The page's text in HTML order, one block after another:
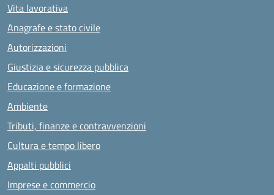
Vita lavorativa
Anagrafe e stato civile
Autorizzazioni
Giustizia e sicurezza pubblica
Educazione e formazione
Ambiente
Tributi, finanze e contravvenzioni
Cultura e tempo libero
Appalti pubblici
Imprese e commercio